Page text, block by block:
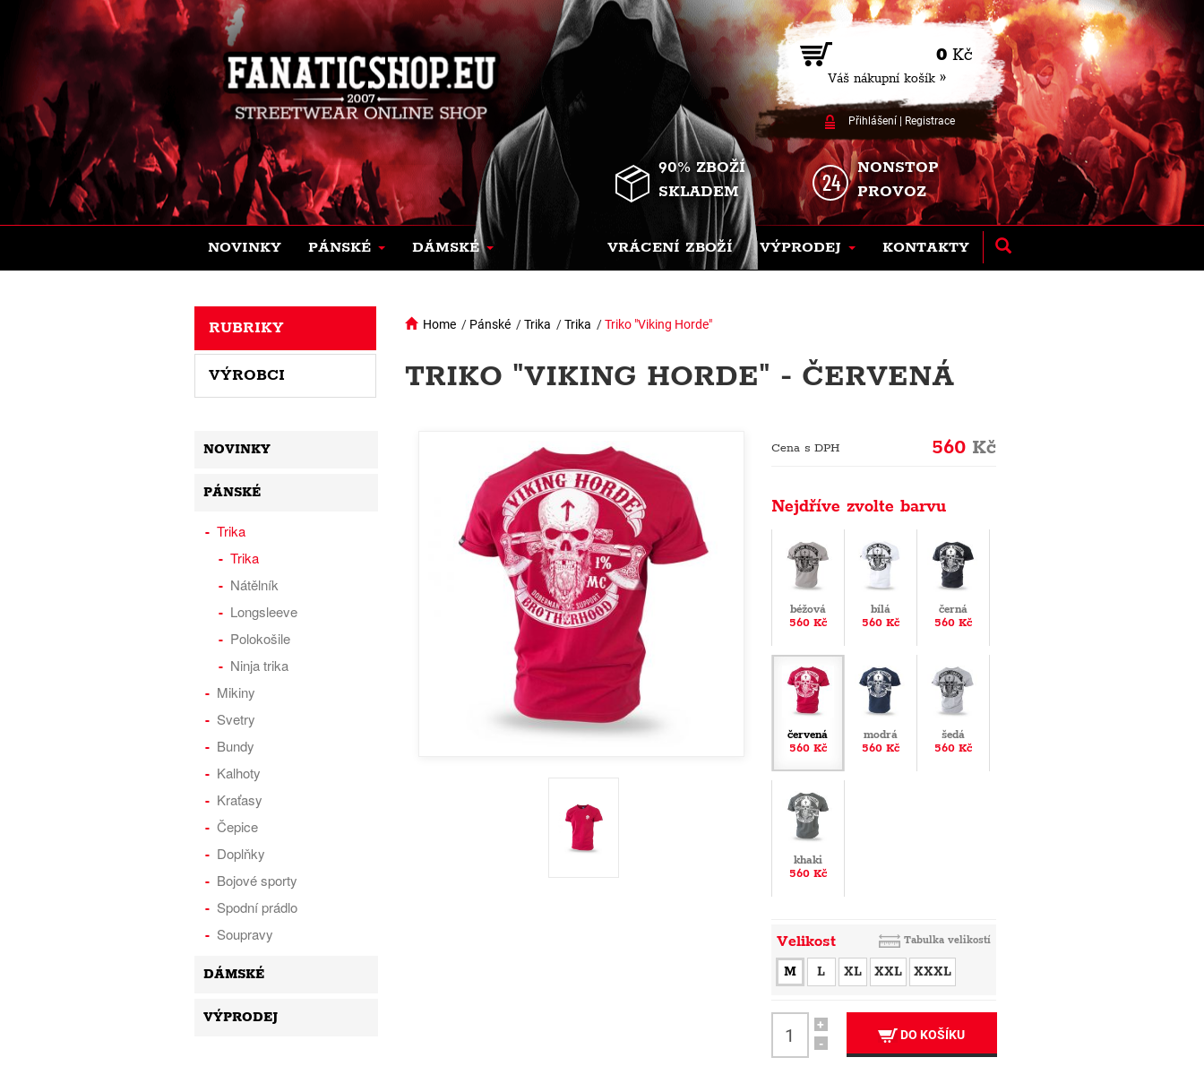
0 Kč
Váš nákupní košík »
Přihlášení| Registrace
90% ZBOŽÍ
SKLADEM
NONSTOP
PROVOZ
NOVINKY PÁNSKÉ DÁMSKÉ VRÁCENÍ ZBOŽÍ VÝPRODEJ KONTAKTY
Home / Pánské /Trika /Trika /Triko "Viking Horde"
TRIKO "VIKING HORDE" - ČERVENÁ
Cena s DPH 560 Kč
Nejdříve zvolte barvu
béžová
560 Kč
bílá
560 Kč
černá
560 Kč
červená
560 Kč
modrá
560 Kč
šedá
560 Kč
khaki
560 Kč
Velikost Tabulka velikostí
M L XL XXL XXXL
+
-
DO KOŠÍKU
RUBRIKY
VÝROBCI
NOVINKY
PÁNSKÉ
Trika
Trika
Nátělník
Longsleeve
Polokošile
Ninja trika
Mikiny
Svetry
Bundy
Kalhoty
Kraťasy
Čepice
Doplňky
Bojové sporty
Spodní prádlo
Soupravy
DÁMSKÉ
VÝPRODEJ